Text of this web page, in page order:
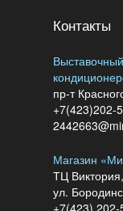
Контакты
пр-т
+7(423)202-
Магазин
ТЦ
ул.
+7(423) 202-